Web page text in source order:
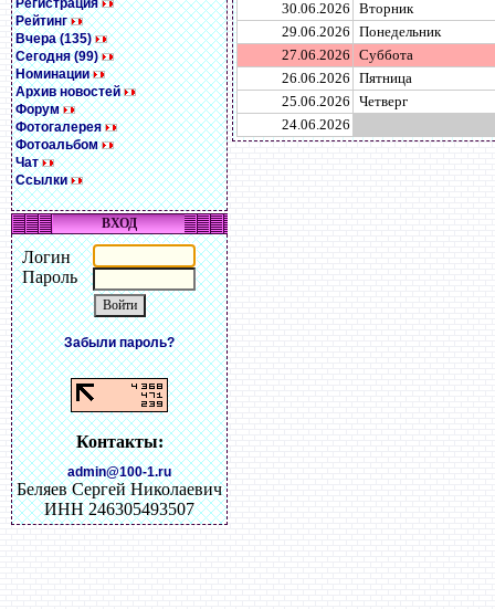
Регистрация
Рейтинг
Вчера (135)
Сегодня (99)
Номинации
Архив новостей
Форум
Фотогалерея
Фотоальбом
Чат
Ссылки
ВХОД
Логин
Пароль
Забыли пароль?
Контакты:
admin@100-1.ru
Беляев Сергей Николаевич
ИНН 246305493507
30.06.2026 Вторник
29.06.2026 Понедельник
27.06.2026 Суббота
26.06.2026 Пятница
25.06.2026 Четверг
24.06.2026